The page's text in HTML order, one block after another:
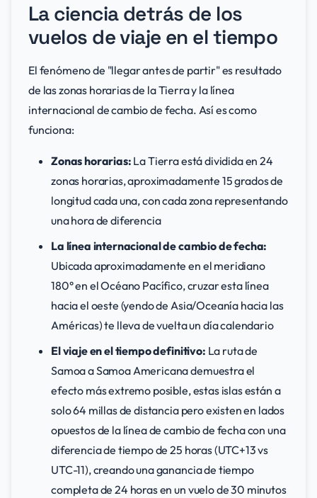
La ciencia detrás de los
vuelos de viaje en el tiempo
El fenómeno de "llegar antes de partir" es resultado
de las zonas horarias de la Tierra y la línea
internacional de cambio de fecha. Así es como
funciona:
Zonas horarias: La Tierra está dividida en 24
zonas horarias, aproximadamente 15 grados de
longitud cada una, con cada zona representando
una hora de diferencia
La línea internacional de cambio de fecha:
Ubicada aproximadamente en el meridiano
180° en el Océano Pacífico, cruzar esta línea
hacia el oeste (yendo de Asia/Oceanía hacia las
Américas) te lleva de vuelta un día calendario
El viaje en el tiempo definitivo: La ruta de
Samoa a Samoa Americana demuestra el
efecto más extremo posible, estas islas están a
solo 64 millas de distancia pero existen en lados
opuestos de la línea de cambio de fecha con una
diferencia de tiempo de 25 horas (UTC+13 vs
UTC-11), creando una ganancia de tiempo
completa de 24 horas en un vuelo de 30 minutos